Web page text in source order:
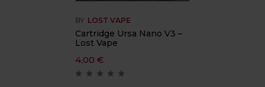
BY LOST VAPE
Cartridge Ursa Nano V3 –
Lost Vape
4,00 €